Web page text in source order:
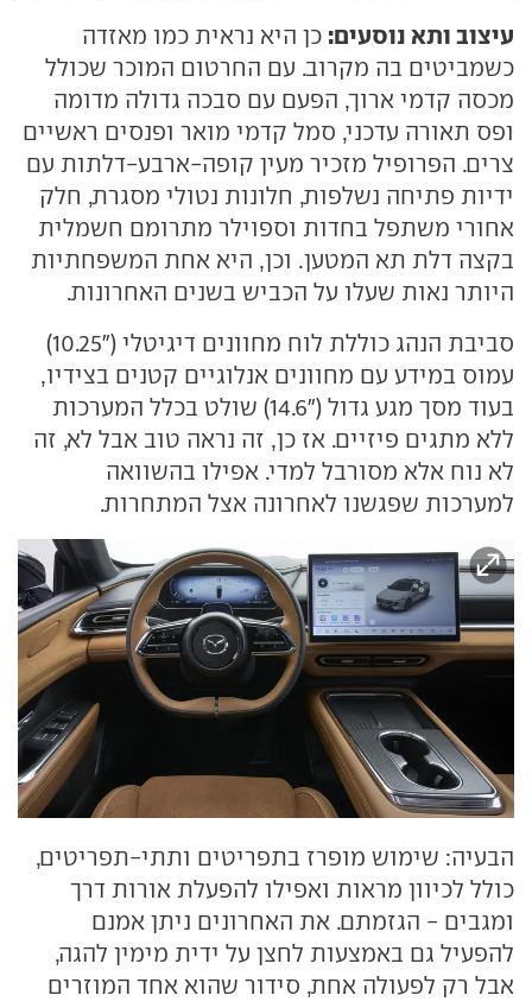
עיצוב ותא נוסעים: כן היא נראית כמו מאזדה
כשמביטים בה מקרוב. עם החרטום המוכר שכולל
מכסה קדמי ארוך, הפעם עם סבכה גדולה מדומה
ופס תאורה עדכני, סמל קדמי מואר ופנסים ראשיים
צרים. הפרופיל מזכיר מעין קופה-ארבע-דלתות עם
ידיות פתיחה נשלפות, חלונות נטולי מסגרת, חלק
אחורי משתפל בחדות וספוילר מתרומם חשמלית
בקצה דלת תא המטען. וכן, היא אחת המשפחתיות
היותר נאות שעלו על הכביש בשנים האחרונות.
סביבת הנהג כוללת לוח מחוונים דיגיטלי ("10.25)
עמוס במידע עם מחוונים אנלוגיים קטנים בצידיו,
בעוד מסך מגע גדול ("14.6) שולט בכלל המערכות
ללא מתגים פיזיים. אז כן, זה נראה טוב אבל לא, זה
לא נוח אלא מסורבל למדי. אפילו בהשוואה
למערכות שפגשנו לאחרונה אצל המתחרות.
הבעיה: שימוש מופרז בתפריטים ותתי-תפריטים,
כולל לכיוון מראות ואפילו להפעלת אורות דרך
ומגבים - הגזמתם. את האחרונים ניתן אמנם
להפעיל גם באמצעות לחצן על ידית מימין להגה,
אבל רק לפעולה אחת, סידור שהוא אחד המוזרים